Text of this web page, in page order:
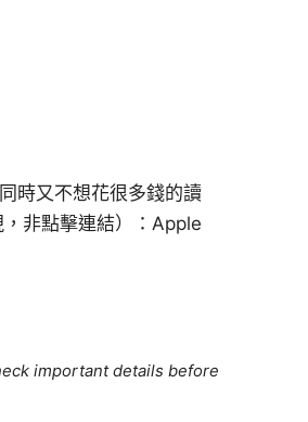
時又不想花很多錢的讀
非點擊連結）：Apple
important details before